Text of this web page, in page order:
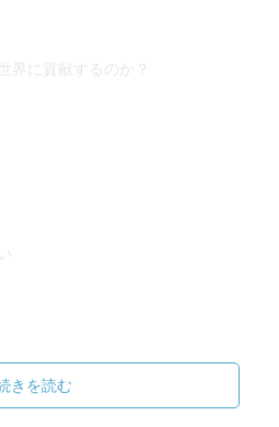
界に貢献するのか？
きを読む